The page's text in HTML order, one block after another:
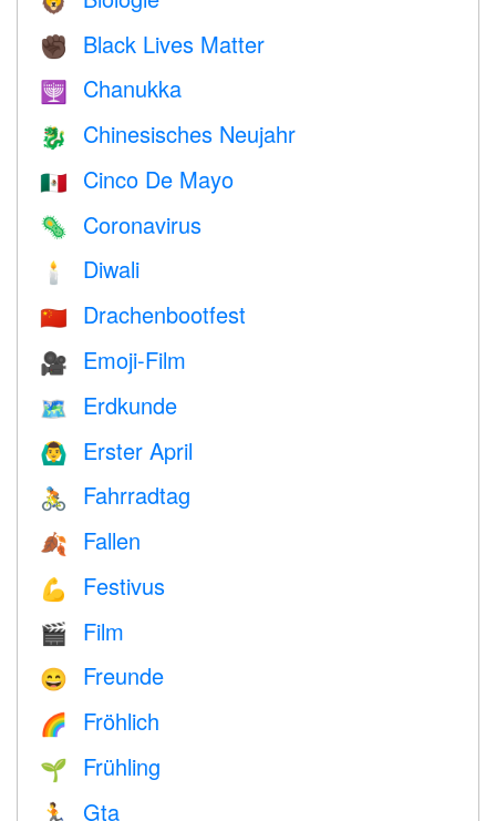
✊🏿 Black Lives Matter
🕎 Chanukka
🐉 Chinesisches Neujahr
🇲🇽 Cinco De Mayo
🦠 Coronavirus
🕯 Diwali
🇨🇳 Drachenbootfest
🎥 Emoji-Film
🗺 Erdkunde
🙆‍♂️ Erster April
🚴 Fahrradtag
🍂 Fallen
💪 Festivus
🎬 Film
😄 Freunde
🌈 Fröhlich
🌱 Frühling
🏃 Gta